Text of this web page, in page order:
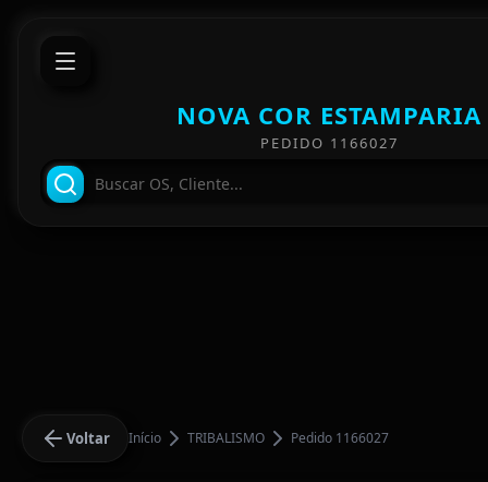
NOVA COR ESTAMPARIA
PEDIDO 1166027
Voltar Início TRIBALISMO Pedido 1166027